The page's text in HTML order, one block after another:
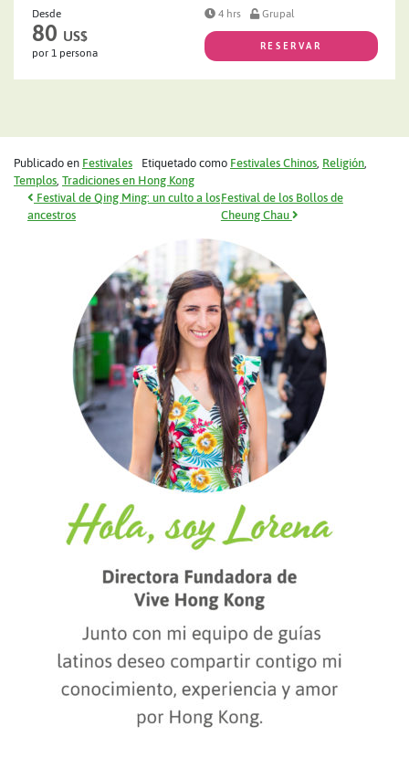
Desde
80 US$
por 1 persona
4 hrs Grupal
RESERVAR
Publicado en Festivales Etiquetado como Festivales Chinos, Religión,
Templos, Tradiciones en Hong Kong
Navegación de entradas
Festival de Qing Ming: un culto a los
ancestros
Festival de los Bollos de
Cheung Chau